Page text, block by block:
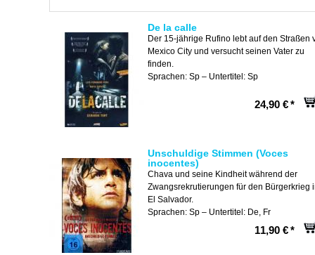
De la calle
Der 15-jährige Rufino lebt auf den Straßen
Mexico City und versucht seinen Vater zu
finden.
Sprachen: Sp – Untertitel: Sp
24,90 €*
Unschuldige Stimmen (Voces
inocentes)
Chava und seine Kindheit während der
Zwangsrekrutierungen für den Bürgerkrieg
El Salvador.
Sprachen: Sp – Untertitel: De, Fr
11,90 €*